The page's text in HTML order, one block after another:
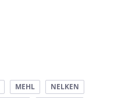
MEHL
NELKEN